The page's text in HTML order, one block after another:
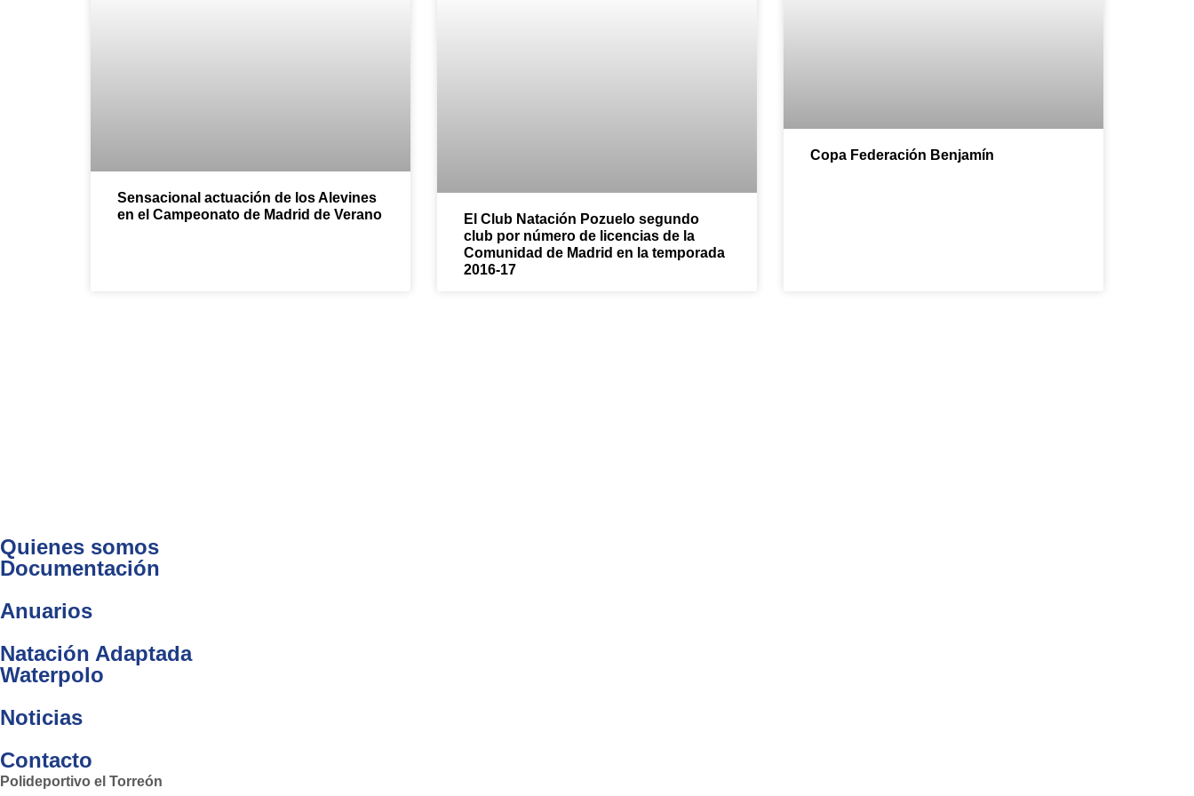
Sensacional actuación de los Alevines
en el Campeonato de Madrid de Verano
El Club Natación Pozuelo segundo
club por número de licencias de la
Comunidad de Madrid en la temporada
2016-17
Copa Federación Benjamín
Quienes somos
Documentación
Anuarios
Natación Adaptada
Waterpolo
Noticias
Contacto
Polideportivo el Torreón